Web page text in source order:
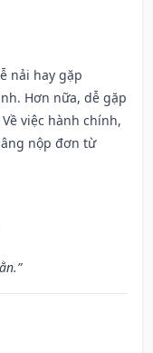
nải hay gặp
Hơn nữa, dễ gặp
việc hành chính,
nộp đơn từ